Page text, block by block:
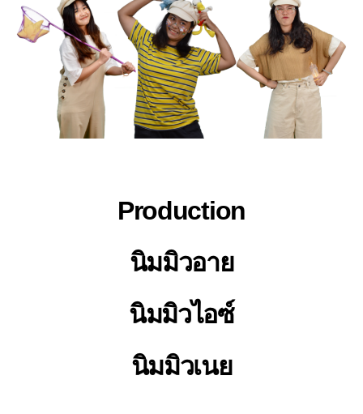
Production
นิมมิวอาย
นิมมิวไอซ์
นิมมิวเนย